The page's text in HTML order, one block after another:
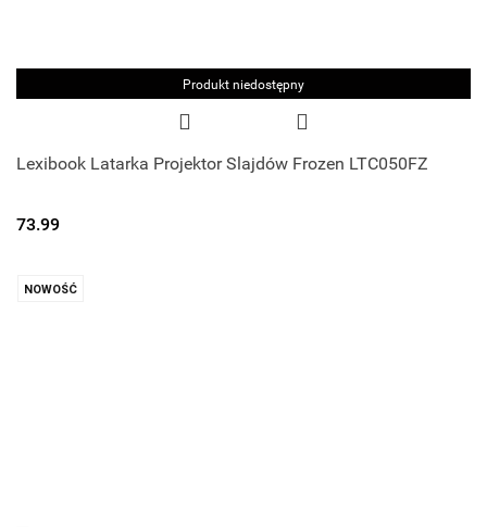
Produkt niedostępny
Lexibook Latarka Projektor Slajdów Frozen LTC050FZ
73.99
NOWOŚĆ